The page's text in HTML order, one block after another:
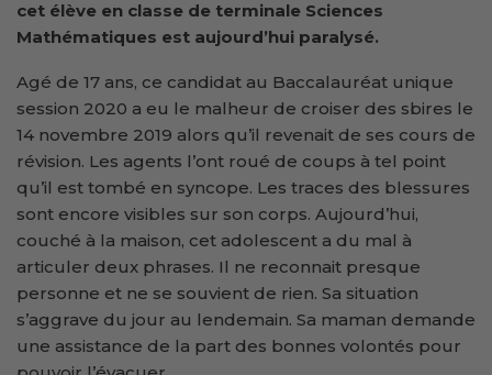
cet élève en classe de terminale Sciences
Mathématiques est aujourd’hui paralysé.
Agé de 17 ans, ce candidat au Baccalauréat unique
session 2020 a eu le malheur de croiser des sbires le
14 novembre 2019 alors qu’il revenait de ses cours de
révision. Les agents l’ont roué de coups à tel point
qu’il est tombé en syncope. Les traces des blessures
sont encore visibles sur son corps. Aujourd’hui,
couché à la maison, cet adolescent a du mal à
articuler deux phrases. Il ne reconnait presque
personne et ne se souvient de rien. Sa situation
s’aggrave du jour au lendemain. Sa maman demande
une assistance de la part des bonnes volontés pour